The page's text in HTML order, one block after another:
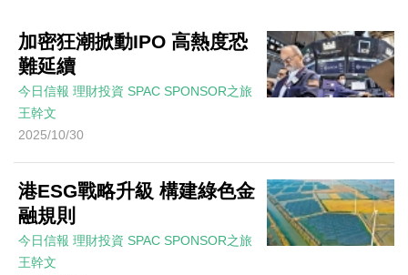
加密狂潮掀動IPO 高熱度恐
難延續
今日信報 理財投資 SPAC SPONSOR之旅
王幹文
2025/10/30
港ESG戰略升級 構建綠色金
融規則
今日信報 理財投資 SPAC SPONSOR之旅
王幹文